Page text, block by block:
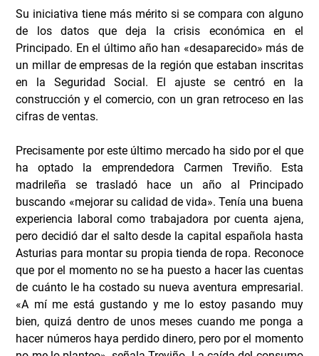
Su iniciativa tiene más mérito si se compara con alguno
de los datos que deja la crisis económica en el
Principado. En el último año han «desaparecido» más de
un millar de empresas de la región que estaban inscritas
en la Seguridad Social. El ajuste se centró en la
construcción y el comercio, con un gran retroceso en las
cifras de ventas.
Precisamente por este último mercado ha sido por el que
ha optado la emprendedora Carmen Treviño. Esta
madrileña se trasladó hace un año al Principado
buscando «mejorar su calidad de vida». Tenía una buena
experiencia laboral como trabajadora por cuenta ajena,
pero decidió dar el salto desde la capital española hasta
Asturias para montar su propia tienda de ropa. Reconoce
que por el momento no se ha puesto a hacer las cuentas
de cuánto le ha costado su nueva aventura empresarial.
«A mí me está gustando y me lo estoy pasando muy
bien, quizá dentro de unos meses cuando me ponga a
hacer números haya perdido dinero, pero por el momento